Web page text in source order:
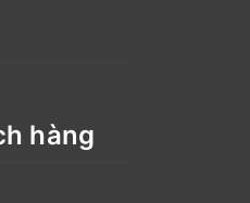
hàng